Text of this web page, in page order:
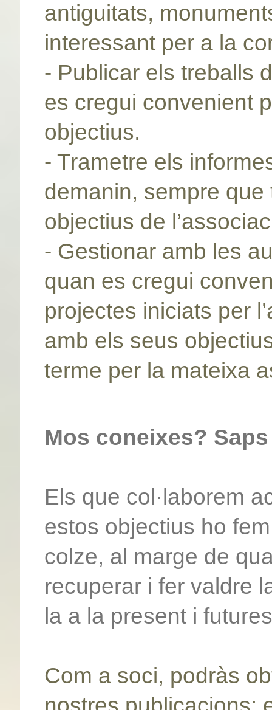
antiguitats,
interessant per a la
- Publicar els treballs
es cregui convenient
objectius.
- Trametre els
demanin, sempre
objectius de
- Gestionar amb les
quan es cregui
projectes iniciats per
amb els seus
terme per la mateixa
Mos coneixes?
Els que col·laborem
estos objectius ho
colze, al marge de
recuperar i fer valdre
la a la present i
Com a soci, podràs